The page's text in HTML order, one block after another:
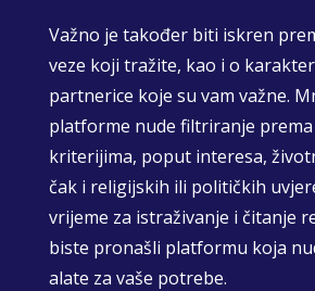
Važno je također biti iskren
veze koji tražite, kao i o
partnerice koje su vam važne.
platforme nude filtriranje
kriterijima, poput interesa,
čak i religijskih ili političkih
vrijeme za istraživanje i čitanje
biste pronašli platformu koja
alate za vaše potrebe.